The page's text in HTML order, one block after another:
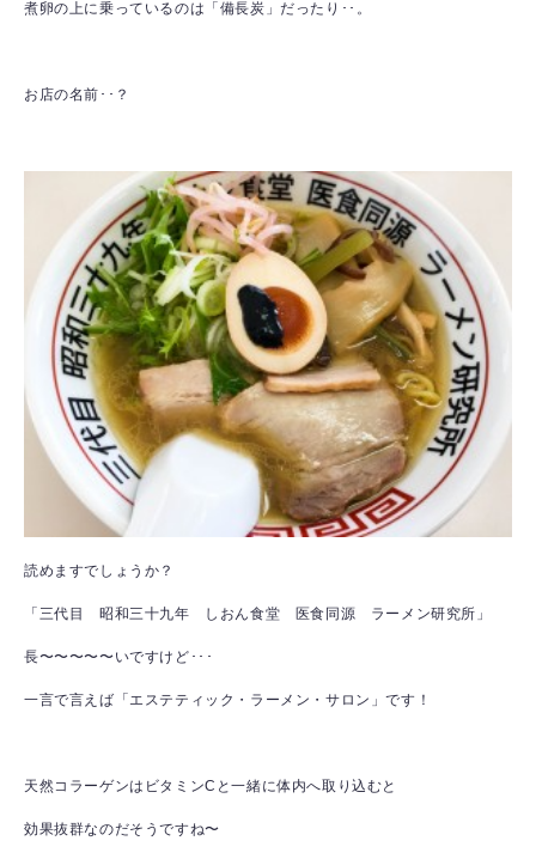
煮卵の上に乗っているのは「備長炭」だったり･･。
お店の名前･･？
読めますでしょうか？
「三代目 昭和三十九年 しおん食堂 医食同源 ラーメン研究所」
長〜〜〜〜〜いですけど･･･
一言で言えば「エステティック・ラーメン・サロン」です！
天然コラーゲンはビタミンCと一緒に体内へ取り込むと
効果抜群なのだそうですね〜